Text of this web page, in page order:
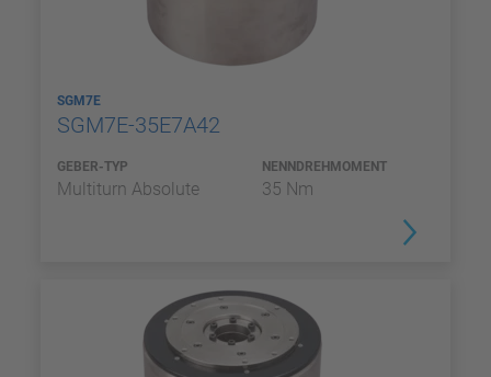
SGM7E
SGM7E-35E7A42
GEBER-TYP
Multiturn Absolute
NENNDREHMOMENT
35 Nm